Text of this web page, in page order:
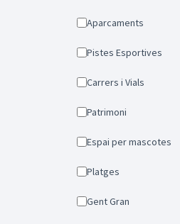
Aparcaments
Pistes Esportives
Carrers i Vials
Patrimoni
Espai per mascotes
Platges
Gent Gran